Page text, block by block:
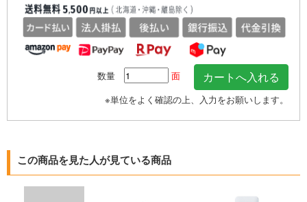
数量
面
※単位をよく確認の上、入力をお願いします。
この商品を見た人が見ている商品